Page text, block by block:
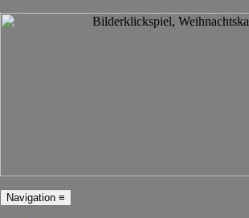
Navigation ≡